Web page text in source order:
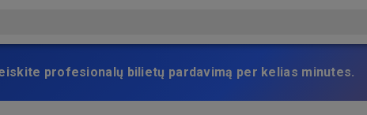
profesionalų bilietų pardavimą per kelias minutes.